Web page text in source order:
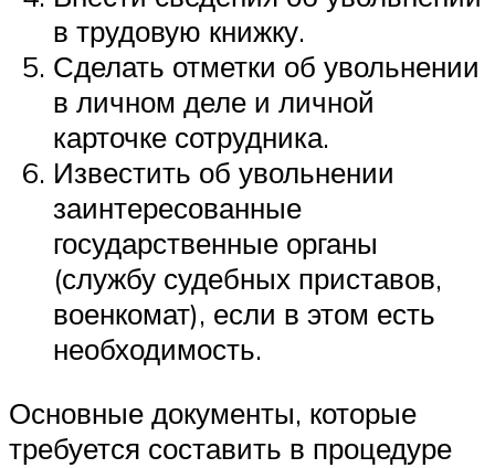
в трудовую книжку.
Сделать отметки об увольнении
в личном деле и личной
карточке сотрудника.
Известить об увольнении
заинтересованные
государственные органы
(службу судебных приставов,
военкомат), если в этом есть
необходимость.
Основные документы, которые
требуется составить в процедуре